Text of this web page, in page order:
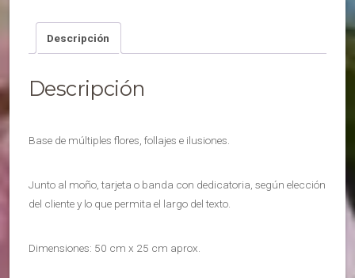
Descripción
Descripción
Base de múltiples flores, follajes e ilusiones.
Junto al moño, tarjeta o banda con dedicatoria, según elección
del cliente y lo que permita el largo del texto.
Dimensiones: 50 cm x 25 cm aprox.